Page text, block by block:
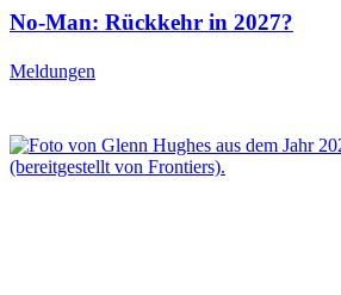
No-Man: Rückkehr in 2027?
Meldungen